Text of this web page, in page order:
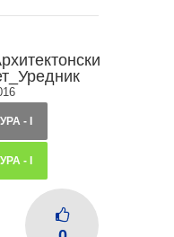
- I
- I